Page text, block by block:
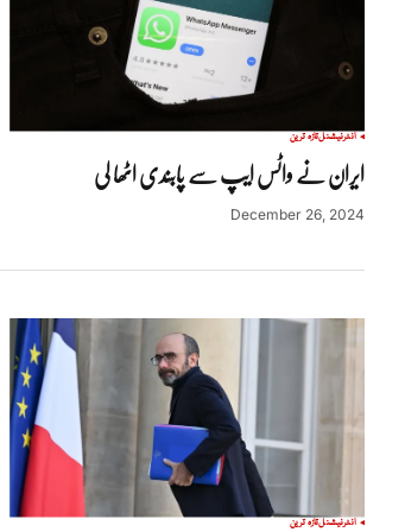
انٹرنیشنلتازہ ترین
ایران نے واٹس ایپ سے پابندی اٹھا لی
December 26, 2024
انٹرنیشنلتازہ ترین